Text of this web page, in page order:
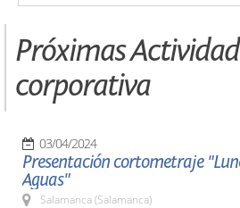
Próximas
corporativa
03/04/2024
Presentación cortometraje
Aguas"
Salamanca (Salamanca)